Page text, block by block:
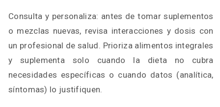
Consulta y personaliza: antes de tomar suplementos
o mezclas nuevas, revisa interacciones y dosis con
un profesional de salud. Prioriza alimentos integrales
y suplementa solo cuando la dieta no cubra
necesidades específicas o cuando datos (analítica,
síntomas) lo justifiquen.